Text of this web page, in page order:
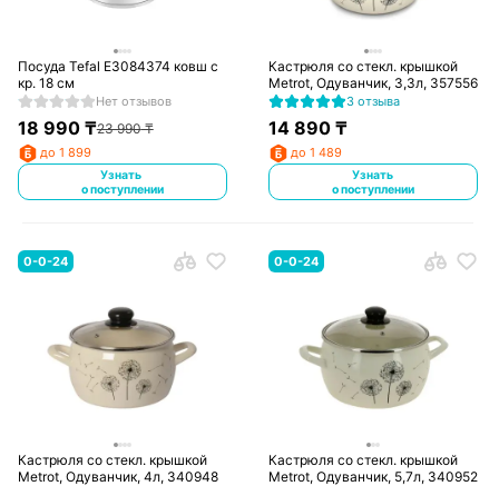
Посуда Tefal E3084374 ковш с
кр. 18 см
Нет отзывов
18 990₸23 990₸
до 1 899
Узнать
о поступлении
Кастрюля со стекл. крышкой
Metrot, Одуванчик, 3,3л, 357556
3 отзыва
14 890 ₸
до 1 489
Узнать
о поступлении
0-0-24
Кастрюля со стекл. крышкой
Metrot, Одуванчик, 4л, 340948
0-0-24
Кастрюля со стекл. крышкой
Metrot, Одуванчик, 5,7л, 340952